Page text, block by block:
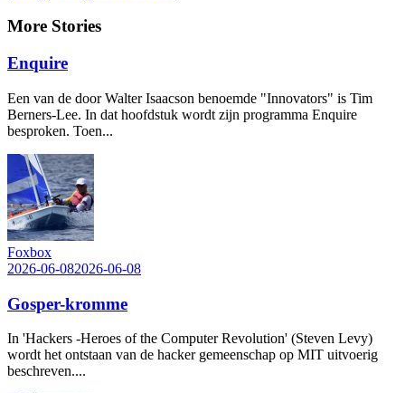
More Stories
Enquire
Een van de door Walter Isaacson benoemde "Innovators" is Tim
Berners-Lee. In dat hoofdstuk wordt zijn programma Enquire
besproken. Toen...
Foxbox
2026-06-082026-06-08
Gosper-kromme
In 'Hackers -Heroes of the Computer Revolution' (Steven Levy)
wordt het ontstaan van de hacker gemeenschap op MIT uitvoerig
beschreven....